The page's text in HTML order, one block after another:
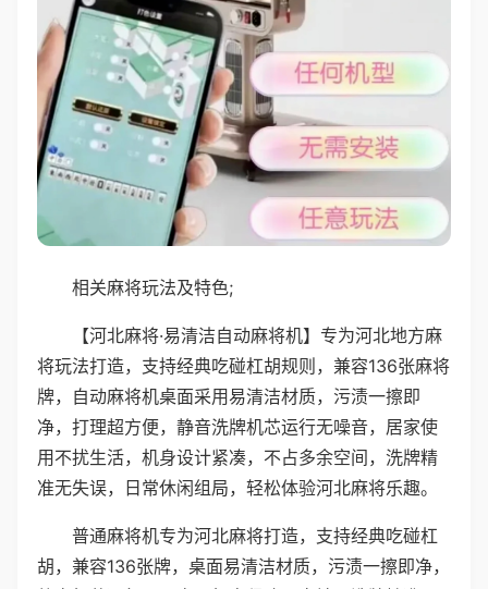
相关麻将玩法及特色;
【河北麻将·易清洁自动麻将机】专为河北地方麻
将玩法打造，支持经典吃碰杠胡规则，兼容136张麻将
牌，自动麻将机桌面采用易清洁材质，污渍一擦即
净，打理超方便，静音洗牌机芯运行无噪音，居家使
用不扰生活，机身设计紧凑，不占多余空间，洗牌精
准无失误，日常休闲组局，轻松体验河北麻将乐趣。
普通麻将机专为河北麻将打造，支持经典吃碰杠
胡，兼容136张牌，桌面易清洁材质，污渍一擦即净，